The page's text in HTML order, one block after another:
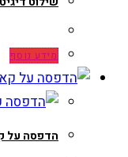
מידע נוסף
הדפסה על